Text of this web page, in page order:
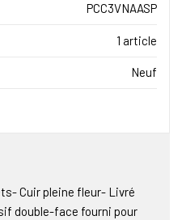
PCC3VNAASP
1 article
Neuf
Cuir pleine fleur- Livré
double-face fourni pour